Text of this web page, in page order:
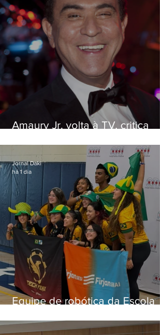
Amaury Jr. volta à TV, critica
viraram colunistas de si
Equipe de robótica da Escola
prêmio internacional nos EUA
Jornal Daki
há 1 dia